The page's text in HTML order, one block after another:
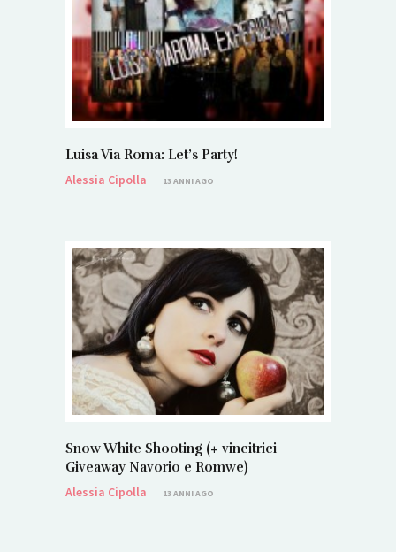
Luisa Via Roma: Let’s Party!
Alessia Cipolla
13 ANNI AGO
Snow White Shooting (+ vincitrici
Giveaway Navorio e Romwe)
Alessia Cipolla
13 ANNI AGO